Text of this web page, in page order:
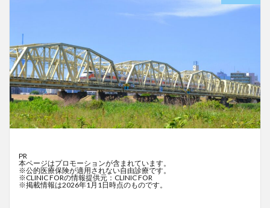
PR
本ページはプロモーションが含まれています。
※公的医療保険が適用されない自由診療です。
※CLINIC FORの情報提供元：CLINIC FOR
※掲載情報は2026年1月1日時点のものです。